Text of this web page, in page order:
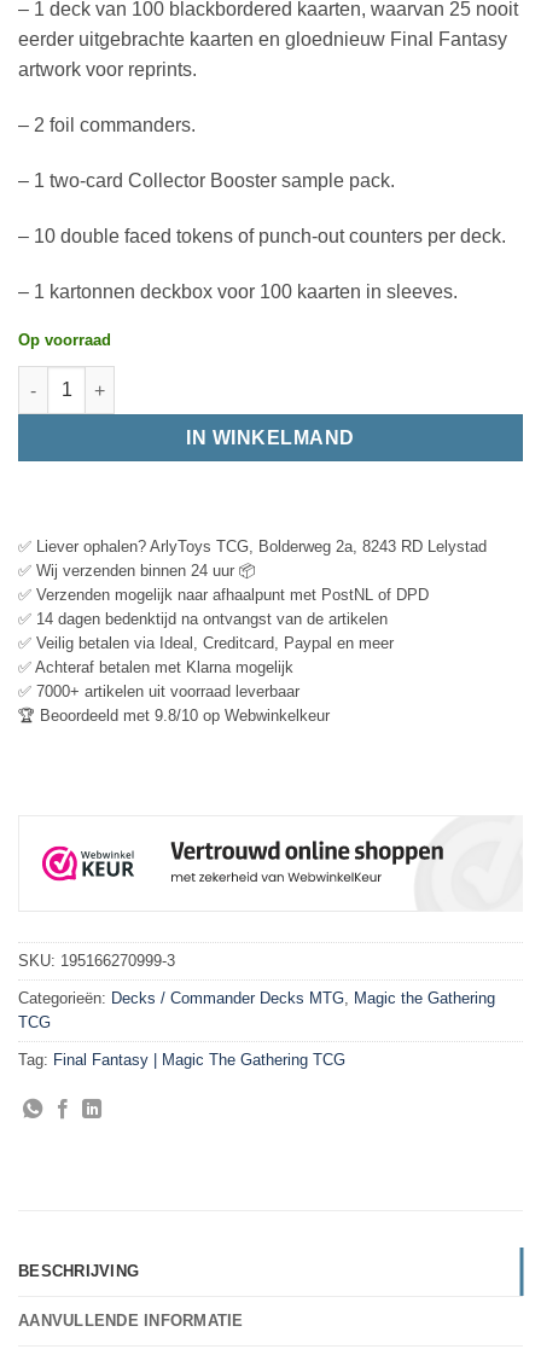
– 1 deck van 100 blackbordered kaarten, waarvan 25 nooit
eerder uitgebrachte kaarten en gloednieuw Final Fantasy
artwork voor reprints.
– 2 foil commanders.
– 1 two-card Collector Booster sample pack.
– 10 double faced tokens of punch-out counters per deck.
– 1 kartonnen deckbox voor 100 kaarten in sleeves.
Op voorraad
IN WINKELMAND
✅ Liever ophalen? ArlyToys TCG, Bolderweg 2a, 8243 RD Lelystad
✅ Wij verzenden binnen 24 uur 📦
✅ Verzenden mogelijk naar afhaalpunt met PostNL of DPD
✅ 14 dagen bedenktijd na ontvangst van de artikelen
✅ Veilig betalen via Ideal, Creditcard, Paypal en meer
✅ Achteraf betalen met Klarna mogelijk
✅ 7000+ artikelen uit voorraad leverbaar
🏆 Beoordeeld met 9.8/10 op Webwinkelkeur
SKU: 195166270999-3
Categorieën: Decks / Commander Decks MTG
Magic the Gathering
TCG
Tag: Final Fantasy | Magic The Gathering TCG
BESCHRIJVING
AANVULLENDE INFORMATIE